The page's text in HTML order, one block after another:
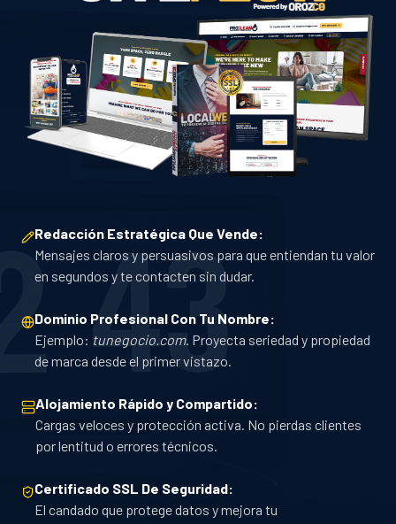
Redacción Estratégica Que Vende:
Mensajes claros y persuasivos para que entiendan tu valor
en segundos y te contacten sin dudar.
Dominio Profesional Con Tu Nombre:
Ejemplo: tunegocio.com. Proyecta seriedad y propiedad
de marca desde el primer vistazo.
Alojamiento Rápido y Compartido:
Cargas veloces y protección activa. No pierdas clientes
por lentitud o errores técnicos.
Certificado SSL De Seguridad:
El candado que protege datos y mejora tu